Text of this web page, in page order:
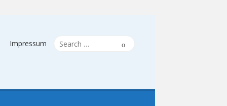
Search
Search
Impressum